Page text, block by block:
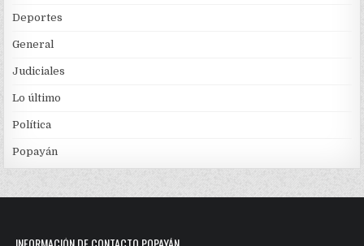
Deportes
General
Judiciales
Lo último
Política
Popayán